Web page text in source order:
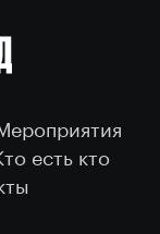
есть кто